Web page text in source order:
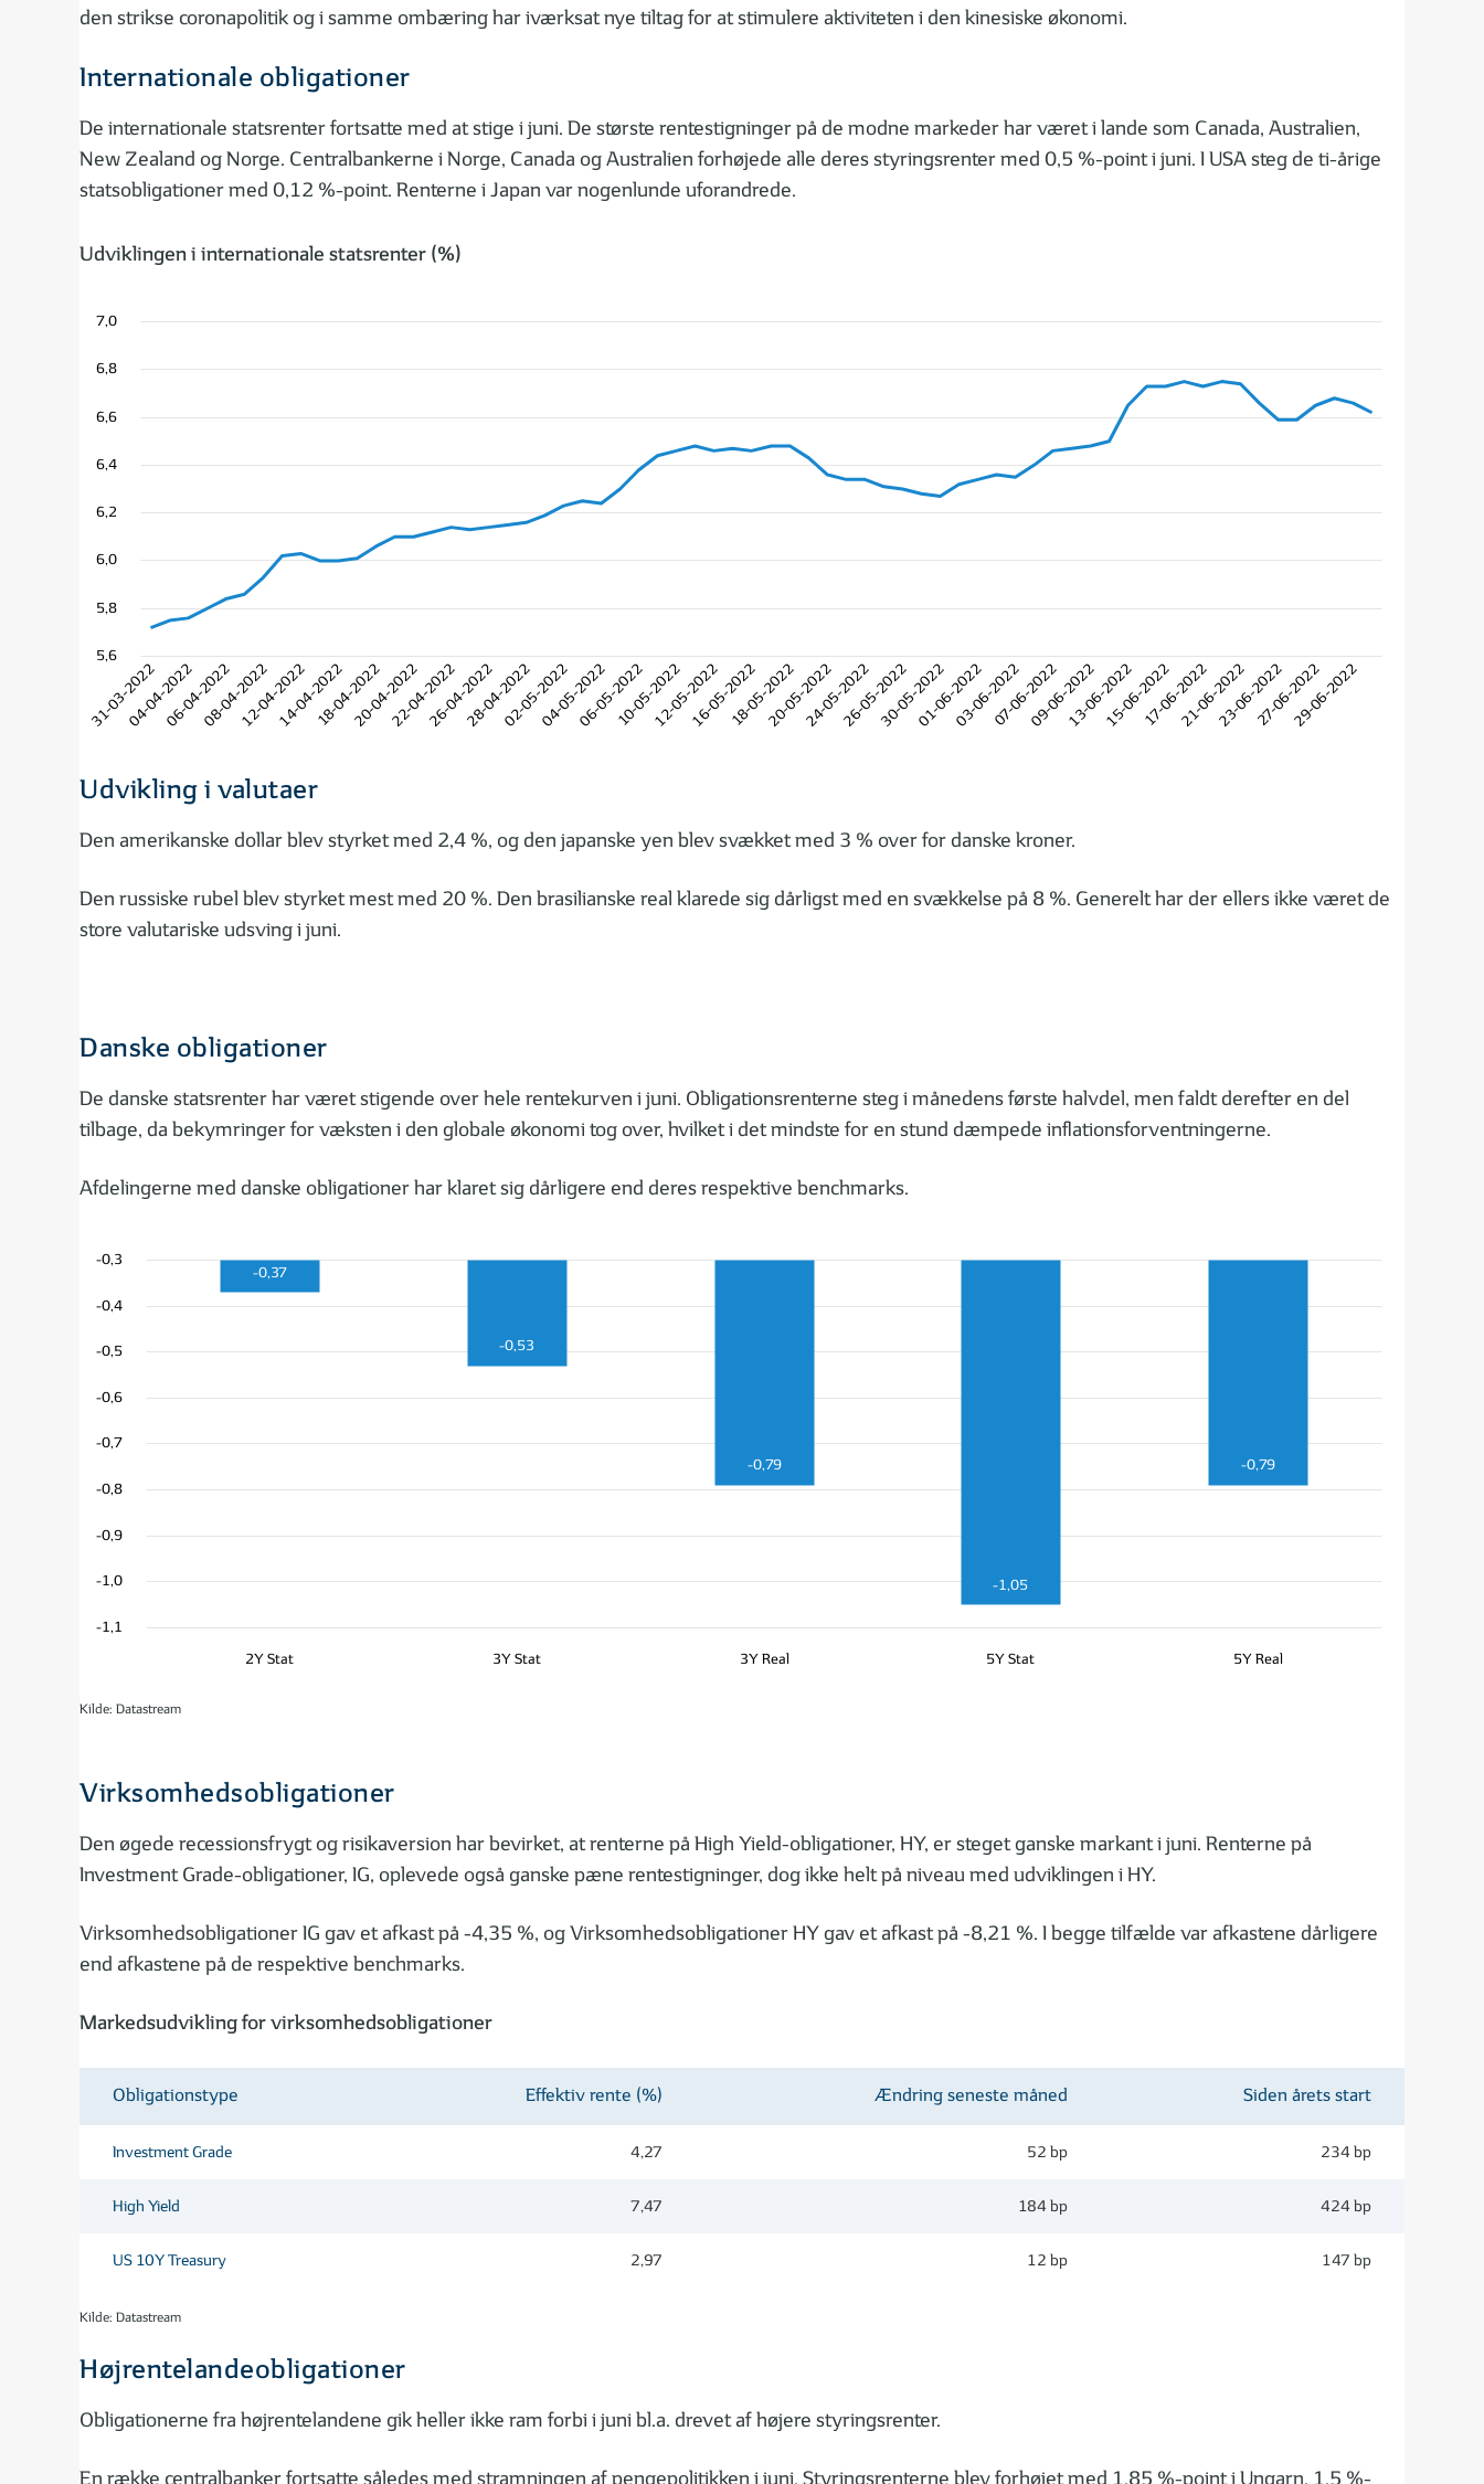
den strikse coronapolitik og i samme ombæring har iværksat nye tiltag for at stimulere aktiviteten i den kinesiske økonomi.
Internationale obligationer
De internationale statsrenter fortsatte med at stige i juni. De største rentestigninger på de modne markeder har været i lande som Canada, Australien,
New Zealand og Norge. Centralbankerne i Norge, Canada og Australien forhøjede alle deres styringsrenter med 0,5 %-point i juni. I USA steg de ti-årige
statsobligationer med 0,12 %-point. Renterne i Japan var nogenlunde uforandrede.
Udviklingen i internationale statsrenter (%)
31-03-2022
04-04-202206-04-202208-04-202212-04-202214-04-202218-04-202220-04-202222-04-202226-04-202228-04-202202-05-202204-05-202206-05-202210-05-202212-05-202216-05-202218-05-202220-05-202224-05-202226-05-202230-05-202201-06-202203-06-202207-06-202209-06-202213-06-202215-06-202217-06-202221-06-202223-06-202227-06-202229-06-2022
5,6
5,8
6,0
6,2
6,4
6,6
6,8
7,0
Udvikling i valutaer
Den amerikanske dollar blev styrket med 2,4 %, og den japanske yen blev svækket med 3 % over for danske kroner.
Den russiske rubel blev styrket mest med 20 %. Den brasilianske real klarede sig dårligst med en svækkelse på 8 %. Generelt har der ellers ikke været de
store valutariske udsving i juni.
Danske obligationer
De danske statsrenter har været stigende over hele rentekurven i juni. Obligationsrenterne steg i månedens første halvdel, men faldt derefter en del
tilbage, da bekymringer for væksten i den globale økonomi tog over, hvilket i det mindste for en stund dæmpede inflationsforventningerne.
Afdelingerne med danske obligationer har klaret sig dårligere end deres respektive benchmarks.
-0,37
-0,53
-0,79
-1,05
-0,79
2Y Stat 3Y Stat 3Y Real 5Y Stat 5Y Real
-1,1
-1,0
-0,9
-0,8
-0,7
-0,6
-0,5
-0,4
-0,3
Kilde: Datastream
Virksomhedsobligationer
Den øgede recessionsfrygt og risikaversion har bevirket, at renterne på High Yield-obligationer, HY, er steget ganske markant i juni. Renterne på
Investment Grade-obligationer, IG, oplevede også ganske pæne rentestigninger, dog ikke helt på niveau med udviklingen i HY.
Virksomhedsobligationer IG gav et afkast på -4,35 %, og Virksomhedsobligationer HY gav et afkast på -8,21 %. I begge tilfælde var afkastene dårligere
end afkastene på de respektive benchmarks.
Markedsudvikling for virksomhedsobligationer
Obligationstype Effektiv rente (%) Ændring seneste måned Siden årets start
Investment Grade 4,27 52 bp 234 bp
High Yield 7,47 184 bp 424 bp
US 10Y Treasury 2,97 12 bp 147 bp
Kilde: Datastream
Højrentelandeobligationer
Obligationerne fra højrentelandene gik heller ikke ram forbi i juni bl.a. drevet af højere styringsrenter.
En række centralbanker fortsatte således med stramningen af pengepolitikken i juni. Styringsrenterne blev forhøjet med 1,85 %-point i Ungarn, 1,5 %-